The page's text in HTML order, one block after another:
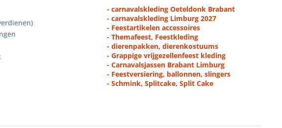
- carnavalskleding Oeteldonk Brabant
- carnavalskleding Limburg 2027
- Feestartikelen accessoires
- Themafeest, Feestkleding
- dierenpakken, dierenkostuums
- Grappige vrijgezellenfeest kleding
- Carnavalsjassen Brabant Limburg
- Feestversiering, ballonnen, slingers
- Schmink, Splitcake, Split Cake